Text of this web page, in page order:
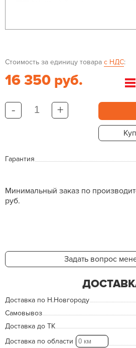
Стоимость за единицу товара с НДС:
16 350 руб.
- +
Гарантия
Минимальный заказ по
руб.
Задать вопрос
Доставка по Н.Новгороду
Самовывоз
Доставка до ТК
Доставка по области